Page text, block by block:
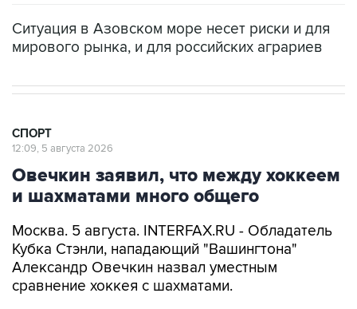
Ситуация в Азовском море несет риски и для
мирового рынка, и для российских аграриев
СПОРТ
12:09, 5 августа 2026
Овечкин заявил, что между хоккеем
и шахматами много общего
Москва. 5 августа. INTERFAX.RU - Обладатель
Кубка Стэнли, нападающий "Вашингтона"
Александр Овечкин назвал уместным
сравнение хоккея с шахматами.